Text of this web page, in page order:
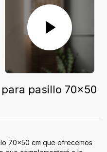
pasillo 70x50
70x50 cm que ofrecemos